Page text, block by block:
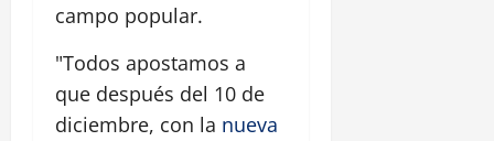
campo popular.
"Todos apostamos a
que después del 10 de
diciembre, con la nueva